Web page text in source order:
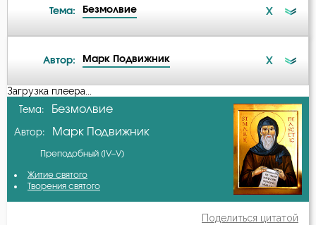
Тема: Безмолвие X
Безмолвие
Беспечность
Бесстрастие
Автор: Марк Подвижник X
А-я
Авва Исайя (Скитский)
Василий Великий
Загрузка плеера...
Тема: Безмолвие
Автор: Марк Подвижник
Преподобный (IV–V)
Житие святого
Творения святого
Поделиться цитатой